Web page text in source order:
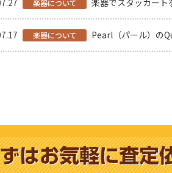
楽器について 楽器でスタッカート
楽器について Pearl（パール）の